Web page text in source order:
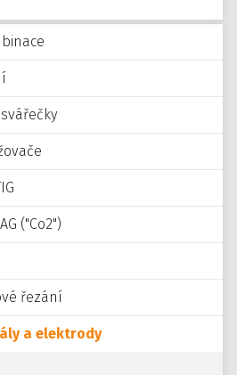
("Co2")
řezání
a elektrody